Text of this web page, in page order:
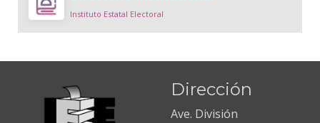
Instituto Estatal Electoral
Dirección
Ave. División